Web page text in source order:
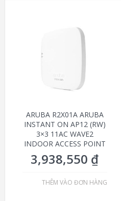
ARUBA R2X01A ARUBA
INSTANT ON AP12 (RW)
3×3 11AC WAVE2
INDOOR ACCESS POINT
3,938,550 ₫
THÊM VÀO ĐƠN HÀNG